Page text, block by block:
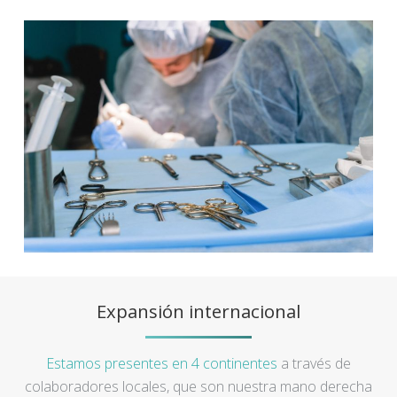
Expansión internacional
Estamos presentes en 4 continentes a través de
colaboradores locales, que son nuestra mano derecha